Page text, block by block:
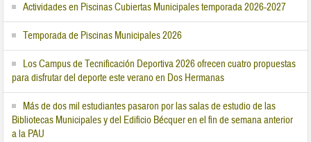
Actividades en Piscinas Cubiertas Municipales temporada 2026-2027
Temporada de Piscinas Municipales 2026
Los Campus de Tecnificación Deportiva 2026 ofrecen cuatro propuestas
para disfrutar del deporte este verano en Dos Hermanas
Más de dos mil estudiantes pasaron por las salas de estudio de las
Bibliotecas Municipales y del Edificio Bécquer en el fin de semana anterior
a la PAU